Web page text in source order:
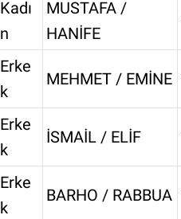
Kadı
n
MUSTAFA /
HANİFE
Erke
k
MEHMET / EMİNE
Erke
k
İSMAİL / ELİF
Erke
k
BARHO / RABBUA